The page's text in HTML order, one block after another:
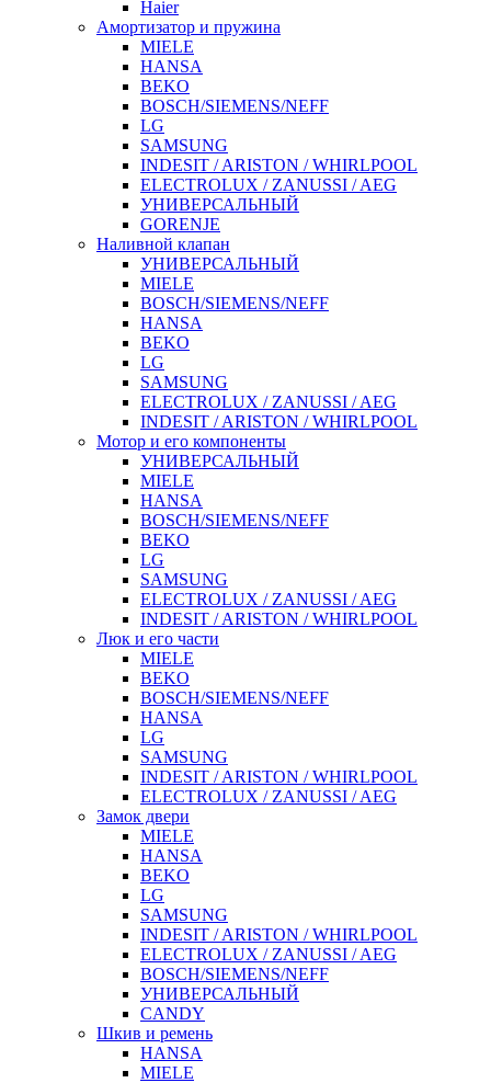
Haier
Амортизатор и пружина
MIELE
HANSA
BEKO
BOSCH/SIEMENS/NEFF
LG
SAMSUNG
INDESIT / ARISTON / WHIRLPOOL
ELECTROLUX / ZANUSSI / AEG
УНИВЕРСАЛЬНЫЙ
GORENJE
Наливной клапан
УНИВЕРСАЛЬНЫЙ
MIELE
BOSCH/SIEMENS/NEFF
HANSA
BEKO
LG
SAMSUNG
ELECTROLUX / ZANUSSI / AEG
INDESIT / ARISTON / WHIRLPOOL
Мотор и его компоненты
УНИВЕРСАЛЬНЫЙ
MIELE
HANSA
BOSCH/SIEMENS/NEFF
BEKO
LG
SAMSUNG
ELECTROLUX / ZANUSSI / AEG
INDESIT / ARISTON / WHIRLPOOL
Люк и его части
MIELE
BEKO
BOSCH/SIEMENS/NEFF
HANSA
LG
SAMSUNG
INDESIT / ARISTON / WHIRLPOOL
ELECTROLUX / ZANUSSI / AEG
Замок двери
MIELE
HANSA
BEKO
LG
SAMSUNG
INDESIT / ARISTON / WHIRLPOOL
ELECTROLUX / ZANUSSI / AEG
BOSCH/SIEMENS/NEFF
УНИВЕРСАЛЬНЫЙ
CANDY
Шкив и ремень
HANSA
MIELE